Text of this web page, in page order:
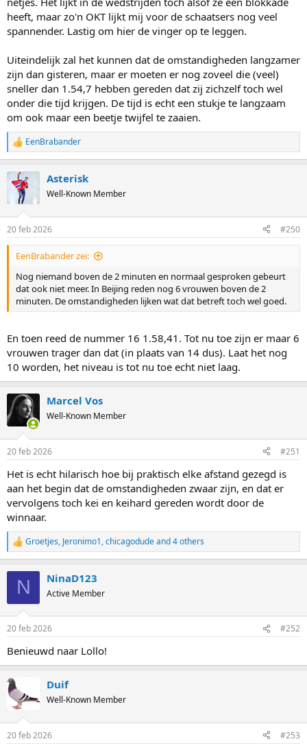
heeft, maar zo'n OKT lijkt mij voor de schaatsers nog veel
spannender. Lastig om hier de vinger op te leggen.
Uiteindelijk zal het kunnen dat de omstandigheden langzamer
zijn dan gisteren, maar er moeten er nog zoveel die (veel)
sneller dan 1.54,7 hebben gereden dat zij zichzelf toch wel
onder die tijd krijgen. De tijd is echt een stukje te langzaam
om ook maar een beetje twijfel te zaaien.
R
e
c
t
s
:
EenBrabander
Asterisk
Well-Known Member
20 feb 2026 #250
EenBrabander zei:
Nog niemand boven de 2 minuten en normaal gesproken gebeurt
dat ook niet meer. In Beijing reden nog 6 vrouwen boven de 2
minuten. De omstandigheden lijken wat dat betreft toch wel goed.
En toen reed de nummer 16 1.58,41. Tot nu toe zijn er maar 6
vrouwen trager dan dat (in plaats van 14 dus). Laat het nog
10 worden, het niveau is tot nu toe echt niet laag.
Marcel Vos
Well-Known Member
20 feb 2026 #251
Het is echt hilarisch hoe bij praktisch elke afstand gezegd is
aan het begin dat de omstandigheden zwaar zijn, en dat er
vervolgens toch kei en keihard gereden wordt door de
winnaar.
R
e
n
s
Groetjes, Jeronimo1,chicagodudeand 4 others
N NinaD123
Active Member
20 feb 2026 #252
Benieuwd naar Lollo!
Duif
Well-Known Member
20 feb 2026 #253